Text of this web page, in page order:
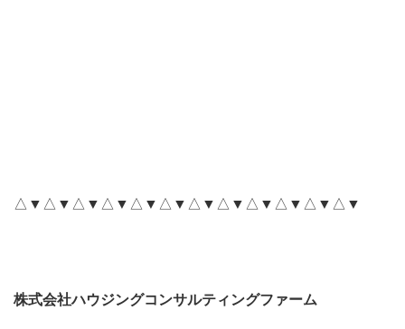
△▼△▼△▼△▼△▼△▼△▼△▼△▼△▼△▼△▼
株式会社ハウジングコンサルティングファーム